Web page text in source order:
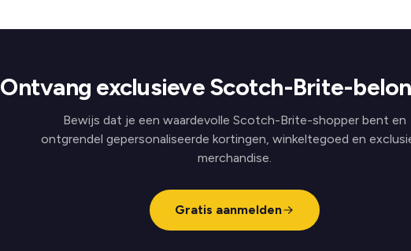
Ontvang exclusieve Scotch-Brite-
Bewijs dat je een waardevolle Scotch-Brite-shopper bent en
ontgrendel gepersonaliseerde kortingen, winkeltegoed en
merchandise.
Gratis aanmelden